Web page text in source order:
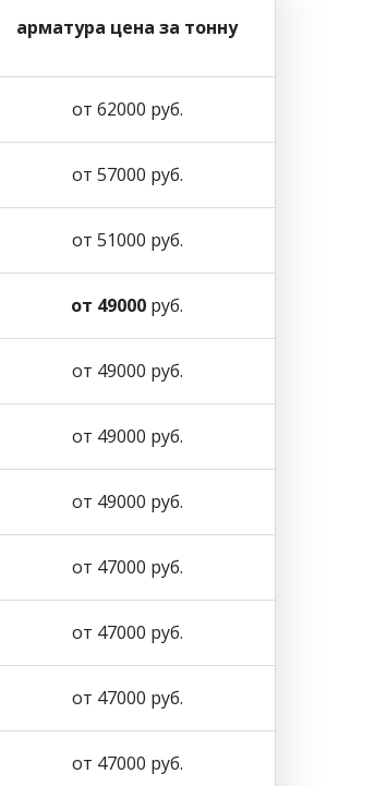
арматура цена за тонну
от 62000 руб.
от 57000 руб.
от 51000 руб.
от 49000 руб.
от 49000 руб.
от 49000 руб.
от 49000 руб.
от 47000 руб.
от 47000 руб.
от 47000 руб.
от 47000 руб.